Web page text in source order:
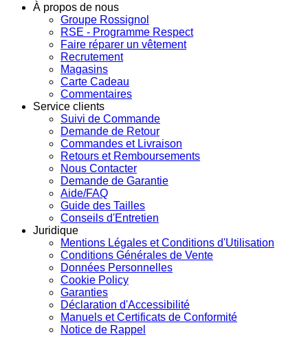
À propos de nous
Groupe Rossignol
RSE - Programme Respect
Faire réparer un vêtement
Recrutement
Magasins
Carte Cadeau
Commentaires
Service clients
Suivi de Commande
Demande de Retour
Commandes et Livraison
Retours et Remboursements
Nous Contacter
Demande de Garantie
Aide/FAQ
Guide des Tailles
Conseils d'Entretien
Juridique
Mentions Légales et Conditions d'Utilisation
Conditions Générales de Vente
Données Personnelles
Cookie Policy
Garanties
Déclaration d'Accessibilité
Manuels et Certificats de Conformité
Notice de Rappel